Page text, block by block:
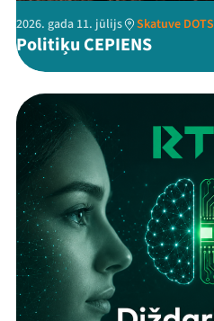
2026. gada 11. jūlijs Skatuve DOTS
Politiķu CEPIENS